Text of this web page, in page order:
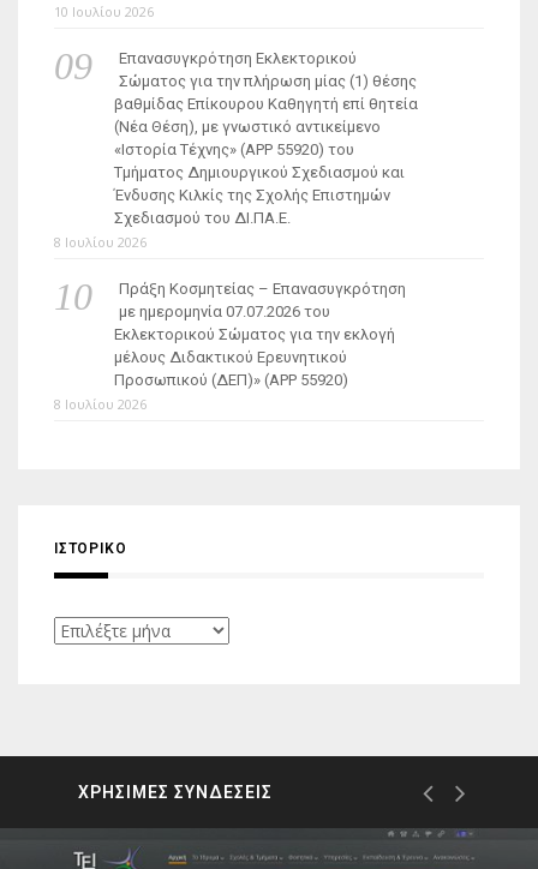
10 Ιουλίου 2026
Επανασυγκρότηση Εκλεκτορικού
Σώματος για την πλήρωση μίας (1) θέσης
βαθμίδας Επίκουρου Καθηγητή επί θητεία
(Νέα Θέση), με γνωστικό αντικείμενο
«Ιστορία Τέχνης» (ΑΡΡ 55920) του
Τμήματος Δημιουργικού Σχεδιασμού και
Ένδυσης Κιλκίς της Σχολής Επιστημών
Σχεδιασμού του ΔΙ.ΠΑ.Ε.
8 Ιουλίου 2026
Πράξη Κοσμητείας – Επανασυγκρότηση
με ημερομηνία 07.07.2026 του
Εκλεκτορικού Σώματος για την εκλογή
μέλους Διδακτικού Ερευνητικού
Προσωπικού (ΔΕΠ)» (APP 55920)
8 Ιουλίου 2026
ΙΣΤΟΡΙΚΌ
Ιστορικό
ΧΡΗΣΙΜΕΣ ΣΥΝΔΕΣΕΙΣ